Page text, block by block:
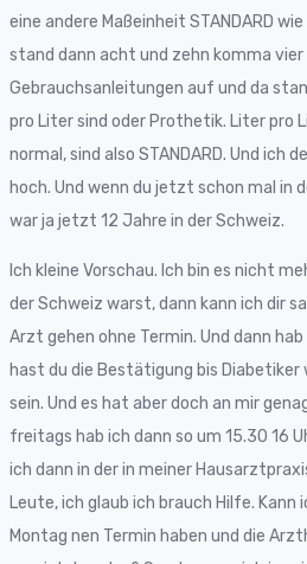
eine andere Maßeinheit STANDARD
stand dann acht und zehn komma vier
Gebrauchsanleitungen auf und da
pro Liter sind oder Prothetik. Liter pro
normal, sind also STANDARD. Und ich
hoch. Und wenn du jetzt schon mal in
war ja jetzt 12 Jahre in der Schweiz.
Ich kleine Vorschau. Ich bin es nicht
der Schweiz warst, dann kann ich dir
Arzt gehen ohne Termin. Und dann
hast du die Bestätigung bis
sein. Und es hat aber doch an mir
freitags hab ich dann so um 15.30 16
ich dann in der in meiner
Leute, ich glaub ich brauch Hilfe. Kann
Montag nen Termin haben und die